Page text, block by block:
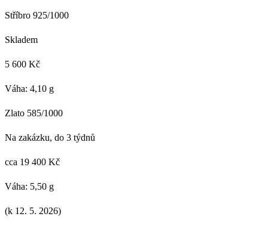
Stříbro 925/1000
Skladem
5 600 Kč
Váha: 4,10 g
Zlato 585/1000
Na zakázku, do 3 týdnů
cca 19 400 Kč
Váha: 5,50 g
(k 12. 5. 2026)